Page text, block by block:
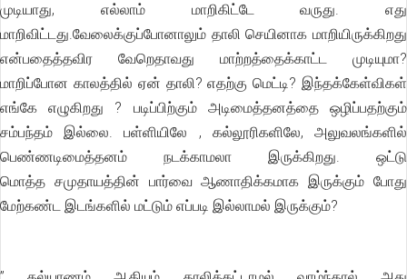
முடியாது, எல்லாம் மாறிகிட்டே வருது. எது
மாறிவிட்டது.வேலைக்குப்போனாலும் தாலி செயினாக மாறியிருக்கிறது
என்பதைத்தவிர வேறெதாவது மாற்றத்தைக்காட்ட முடியுமா?
மாறிப்போன காலத்தில் ஏன் தாலி? எதற்கு மெட்டி? இந்தக்கேள்விகள்
எங்கே எழுகிறது ? படிப்பிற்கும் அடிமைத்தனத்தை ஒழிப்பதற்கும்
சம்பந்தம் இல்லை. பள்ளியிலே , கல்லூரிகளிலே, அலுவலங்களில்
பெண்ணடிமைத்தனம் நடக்காமலா இருக்கிறது. ஒட்டு
மொத்த சமுதாயத்தின் பார்வை ஆணாதிக்கமாக இருக்கும் போது
மேற்கண்ட இடங்களில் மட்டும் எப்படி இல்லாமல் இருக்கும்?